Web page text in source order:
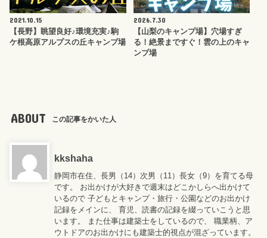
2021.10.15
【長野】眺望良好♪環境充実♪駒
ケ根高原アルプスの丘キャンプ場
2026.7.30
【山梨のキャンプ場】穴場すぎ
る！絶景まですぐ！雲の上のキャ
ンプ場
ABOUT この記事をかいた人
kkshaha
静岡市在住、長男（14）次男（11）長女（9）を育てる母
です。 お出かけが大好きで週末はどこかしらへ出かけて
いるので 子どもとキャンプ・旅行・公園などのお出かけ
記録をメインに、 育児、読書の記録を綴っていこうと思
います。 また仕事は建築士をしているので、 職業柄、ア
ウトドアのお出かけにも建築士的視点が混ざっています。